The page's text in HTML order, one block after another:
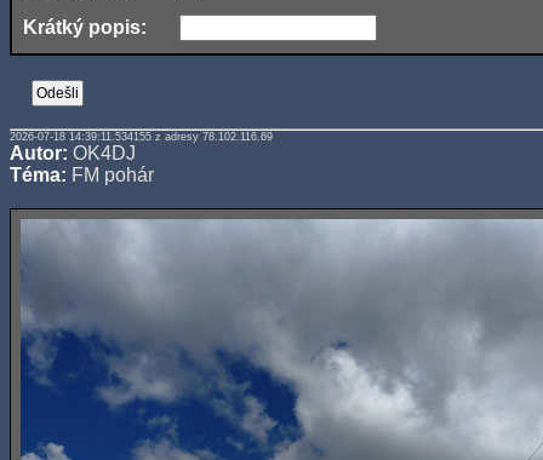
Krátký popis:
2026-07-18 14:39:11.534155 z adresy 78.102.116.69
Autor: OK4DJ
Téma: FM pohár